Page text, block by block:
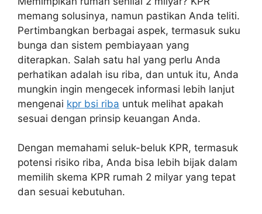
memang solusinya, namun pastikan Anda teliti.
Pertimbangkan berbagai aspek, termasuk suku
bunga dan sistem pembiayaan yang
diterapkan. Salah satu hal yang perlu Anda
perhatikan adalah isu riba, dan untuk itu, Anda
mungkin ingin mengecek informasi lebih lanjut
mengenai kpr bsi riba untuk melihat apakah
sesuai dengan prinsip keuangan Anda.
Dengan memahami seluk-beluk KPR, termasuk
potensi risiko riba, Anda bisa lebih bijak dalam
memilih skema KPR rumah 2 milyar yang tepat
dan sesuai kebutuhan.